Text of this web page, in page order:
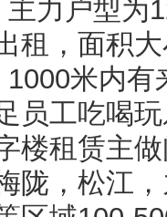
主力户型
租，面积
1000米内
员工吃喝
楼租赁主
陇，松江